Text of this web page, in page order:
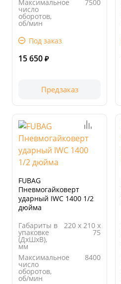
Максимальное
число
оборотов,
об/мин
7500
Длина
мм
Под заказ
15 650 ₽
Предзаказ
FUBAG
Пневмогайковерт
ударный IWC 1400 1/2
дюйма
Габариты в
упаковке
(ДхШхВ),
мм
220 х 210 х
75
Максимальное
число
оборотов,
об/мин
8400